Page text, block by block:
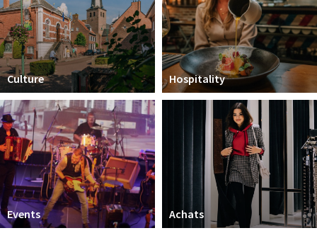
Sign in
Culture Hospitality
Events Achats